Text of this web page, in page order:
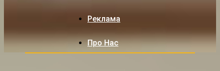
Реклама
Про Нас